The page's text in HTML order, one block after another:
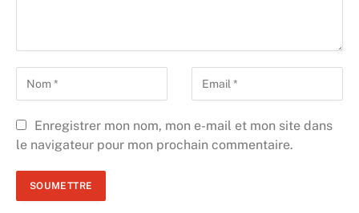
Enregistrer mon nom, mon e-mail et mon site dans
le navigateur pour mon prochain commentaire.